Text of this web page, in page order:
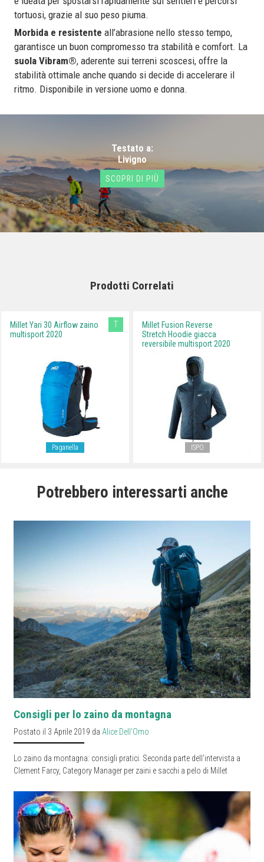
tortuosi, grazie al suo peso piuma.
Morbida e resistente all’abrasione nello stesso tempo,
garantisce un buon compromesso tra stabilità e comfort. La
suola Vibram®, aderente sui terreni scoscesi, offre la
stabilità ottimale anche quando si decide di accelerare il
ritmo. Disponibile in versione uomo e donna.
Testato a:
Livigno
SCOPRI DI PIÙ
Prodotti Correlati
Millet Yari 30 Airflow zaino
multisport 2020
T
Paganella
Millet Fusion Reverse
Stretch Hoodie giacca
reversibile multisport 2020
ISPO
Potrebbero interessarti anche
Consigli per lo zaino da montagna
Postato il 3 Aprile 2019 da Alice Dell'Omo
Lo zaino da montagna: consigli pratici. Seconda parte dell'intervista a
Clement Farcy, Category Manager per zaini e sacchi a pelo di Millet